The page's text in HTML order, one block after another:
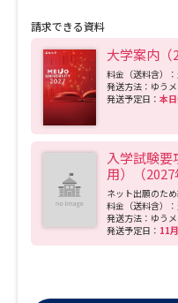
請求できる資料
大学案内（
料金（送料含）
発送方法：ゆう
発送予定日： 本
入学試験
用）（2027
ネット出願のた
料金（送料含）
発送方法：ゆう
発送予定日： 11